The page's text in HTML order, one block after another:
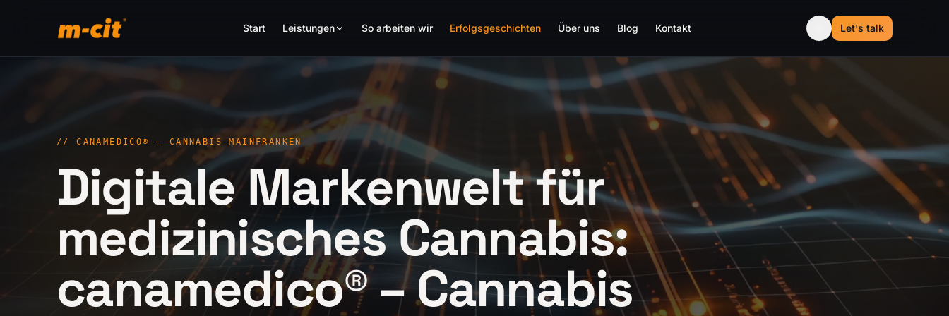
Start Leistungen So arbeiten wir Erfolgsgeschichten Über uns Blog Kontakt Let's talk
//CANAMEDICO® – CANNABIS MAINFRANKEN
Digitale Markenwelt für
medizinisches Cannabis:
canamedico® – Cannabis